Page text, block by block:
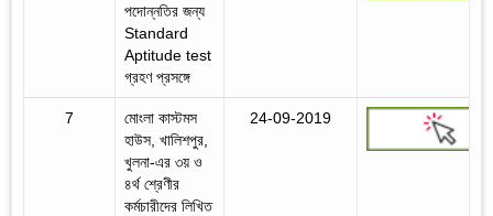
পদোন্নতির জন্য
Standard
Aptitude test
গ্রহণ প্রসঙ্গে
7
মোংলা কাস্টমস
হাউস, খালিশপুর,
খুলনা-এর ৩য় ও
৪র্থ শ্রেণীর
কর্মচারীদের লিখিত
24-09-2019